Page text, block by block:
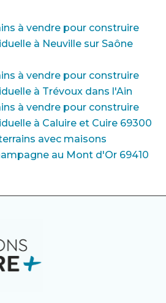
à vendre pour construire
à Neuville sur Saône
à vendre pour construire
à Trévoux dans l'Ain
à vendre pour construire
à Caluire et Cuire 69300
avec maisons
au Mont d'Or 69410